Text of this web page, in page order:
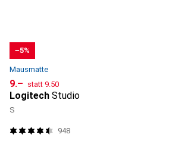
−5%
Mausmatte
CHF
9.– statt CHF
9.50
Logitech Studio
S
948